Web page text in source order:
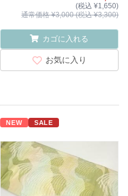
(税込 ¥1,650)
通常価格 ¥3,000 (税込 ¥3,300)
カゴに入れる
お気に入り
NEW SALE